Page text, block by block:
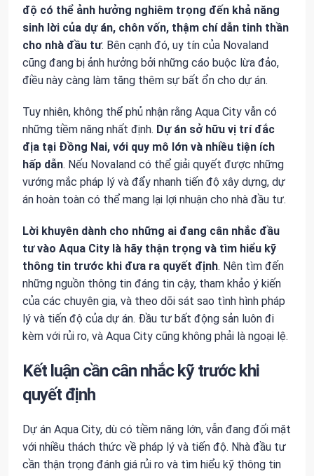
độ có thể ảnh hưởng nghiêm trọng đến khả năng
sinh lời của dự án, chôn vốn, thậm chí dẫn tinh thần
cho nhà đầu tư. Bên cạnh đó, uy tín của Novaland
cũng đang bị ảnh hưởng bởi những cáo buộc lừa đảo,
điều này càng làm tăng thêm sự bất ổn cho dự án.
Tuy nhiên, không thể phủ nhận rằng Aqua City vẫn có
những tiềm năng nhất định. Dự án sở hữu vị trí đắc
địa tại Đồng Nai, với quy mô lớn và nhiều tiện ích
hấp dẫn. Nếu Novaland có thể giải quyết được những
vướng mắc pháp lý và đẩy nhanh tiến độ xây dựng, dự
án hoàn toàn có thể mang lại lợi nhuận cho nhà đầu tư.
Lời khuyên dành cho những ai đang cân nhắc đầu
tư vào Aqua City là hãy thận trọng và tìm hiểu kỹ
thông tin trước khi đưa ra quyết định. Nên tìm đến
những nguồn thông tin đáng tin cậy, tham khảo ý kiến
của các chuyên gia, và theo dõi sát sao tình hình pháp
lý và tiến độ của dự án. Đầu tư bất động sản luôn đi
kèm với rủi ro, và Aqua City cũng không phải là ngoại lệ.
Kết luận cần cân nhắc kỹ trước khi
quyết định
Dự án Aqua City, dù có tiềm năng lớn, vẫn đang đối mặt
với nhiều thách thức về pháp lý và tiến độ. Nhà đầu tư
cần thận trọng đánh giá rủi ro và tìm hiểu kỹ thông tin